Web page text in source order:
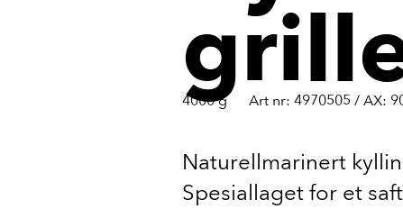
4000 g Art nr: 4970505 / AX:
Naturellmarinert
Spesiallaget for et